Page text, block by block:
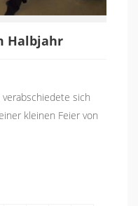
Halbjahr
sich
kleinen Feier von